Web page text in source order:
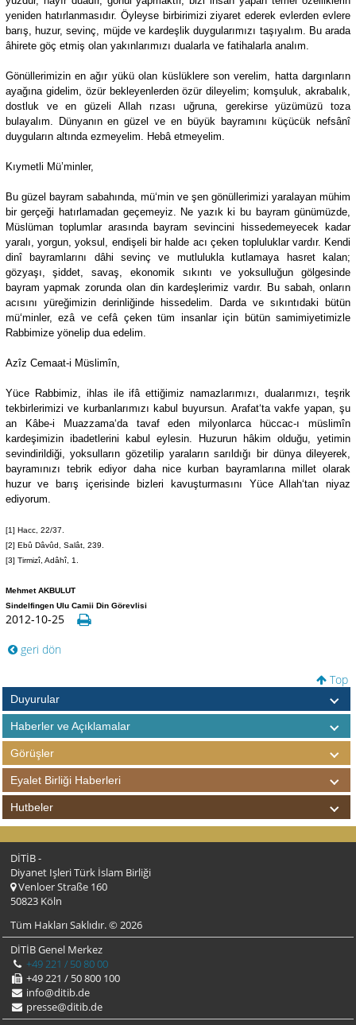
yeniden hatırlanmasıdır. Öyleyse birbirimizi ziyaret ederek evlerden evlere
barış, huzur, sevinç, müjde ve kardeşlik duygularımızı taşıyalım. Bu arada
âhirete göç etmiş olan yakınlarımızı dualarla ve fatihalarla analım.
Gönüllerimizin en ağır yükü olan küslüklere son verelim, hatta dargınların
ayağına gidelim, özür bekleyenlerden özür dileyelim; komşuluk, akrabalık,
dostluk ve en güzeli Allah rızası uğruna, gerekirse yüzümüzü toza
bulayalım. Dünyanın en güzel ve en büyük bayramını küçücük nefsânî
duyguların altında ezmeyelim. Hebâ etmeyelim.
Kıymetli Mü’minler,
Bu güzel bayram sabahında, mü‘min ve şen gönüllerimizi yaralayan mühim
bir gerçeği hatırlamadan geçemeyiz. Ne yazık ki bu bayram günümüzde,
Müslüman toplumlar arasında bayram sevincini hissedemeyecek kadar
yaralı, yorgun, yoksul, endişeli bir halde acı çeken topluluklar vardır. Kendi
dinî bayramlarını dâhi sevinç ve mutlulukla kutlamaya hasret kalan;
gözyaşı, şiddet, savaş, ekonomik sıkıntı ve yoksulluğun gölgesinde
bayram yapmak zorunda olan din kardeşlerimiz vardır. Bu sabah, onların
acısını yüreğimizin derinliğinde hissedelim. Darda ve sıkıntıdaki bütün
mü‘minler, ezâ ve cefâ çeken tüm insanlar için bütün samimiyetimizle
Rabbimize yönelip dua edelim.
Azîz Cemaat-i Müslimîn,
Yüce Rabbimiz, ihlas ile ifâ ettiğimiz namazlarımızı, dualarımızı, teşrik
tekbirlerimizi ve kurbanlarımızı kabul buyursun. Arafat‘ta vakfe yapan, şu
an Kâbe-i Muazzama‘da tavaf eden milyonlarca hüccac-ı müslimîn
kardeşimizin ibadetlerini kabul eylesin. Huzurun hâkim olduğu, yetimin
sevindirildiği, yoksulların gözetilip yaraların sarıldığı bir dünya dileyerek,
bayramınızı tebrik ediyor daha nice kurban bayramlarına millet olarak
huzur ve barış içerisinde bizleri kavuşturmasını Yüce Allah‘tan niyaz
ediyorum.
[1] Hacc, 22/37.
[2] Ebû Dâvûd, Salât, 239.
[3] Tirmizî, Adâhî, 1.
Mehmet AKBULUT
Sindelfingen Ulu Camii Din Görevlisi
2012-10-25
geri dön
Top
Duyurular
Haberler ve Açıklamalar
Görüşler
Eyalet Birliği Haberleri
Hutbeler
DİTİB -
Diyanet Işleri Türk İslam Birliği
Venloer Straße 160
50823 Köln
Tüm Hakları Saklıdır. © 2026
DİTİB Genel Merkez
+49 221 / 50 80 00
+49 221 / 50 800 100
info@ditib.de
presse@ditib.de